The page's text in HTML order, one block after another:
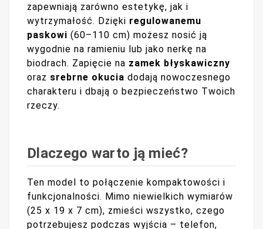
zapewniają zarówno estetykę, jak i
wytrzymałość. Dzięki regulowanemu
paskowi (60–110 cm) możesz nosić ją
wygodnie na ramieniu lub jako nerkę na
biodrach. Zapięcie na zamek błyskawiczny
oraz srebrne okucia dodają nowoczesnego
charakteru i dbają o bezpieczeństwo Twoich
rzeczy.
Dlaczego warto ją mieć?
Ten model to połączenie kompaktowości i
funkcjonalności. Mimo niewielkich wymiarów
(25 x 19 x 7 cm), zmieści wszystko, czego
potrzebujesz podczas wyjścia – telefon,